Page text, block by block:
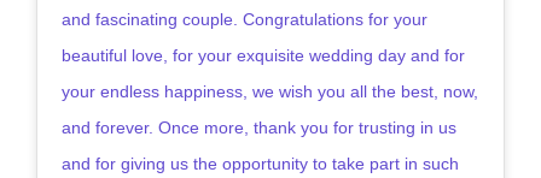
and fascinating couple. Congratulations for your
beautiful love, for your exquisite wedding day and for
your endless happiness, we wish you all the best, now,
and forever. Once more, thank you for trusting in us
and for giving us the opportunity to take part in such